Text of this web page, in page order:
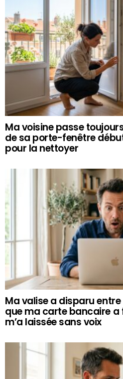
Ma voisine passe
de sa porte-fenêtre
pour la nettoyer
Ma valise a disparu entre
que ma carte bancaire
m’a laissée sans voix